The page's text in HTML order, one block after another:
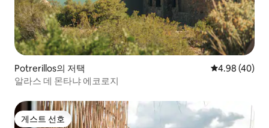
Potrerillos의 저택 평점 4.98점(5
4.98 (40)
알라스 데 몬타냐 에코로지
게스트 선호
게스트 선호